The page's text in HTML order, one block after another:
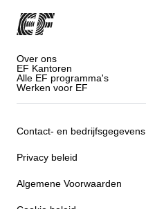
Over ons
EF Kantoren
Alle EF programma's
Werken voor EF
Contact- en bedrijfsgegevens
Privacy beleid
Algemene Voorwaarden